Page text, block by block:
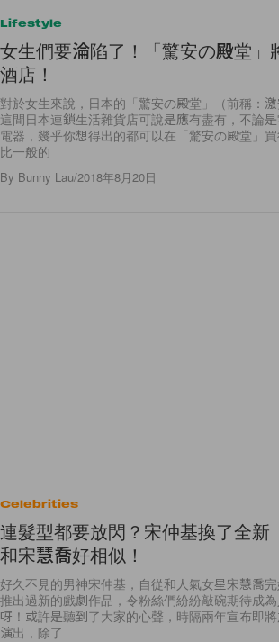
Lifestyle
女生們要淪陷了！「驚安の殿堂」
酒店！
對於女生來說，日本的「驚安の殿堂」（前稱：激
這間日本連鎖生活雜貨店可說是應有盡有，不論是
電器，幾乎你想得出的都可以在「驚安の殿堂」
比一般的
By Bunny Lau/2018年8月20日
Celebrities
連髮型都要放閃？宋仲基換了全新
和宋慧喬好相似！
好久不見的男神宋仲基，自從和人氣女星宋慧喬
推出過新的戲劇作品，令粉絲們紛紛敲碗期待成
呀！或許是聽到了大家的心聲，時隔兩年宣布即將
演出，除了